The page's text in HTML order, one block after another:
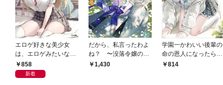
エロゲ好きな美少女
は、エロゲみたいなこ
と全部シてほしい【電
子ＳＳ特典付き】
858
新着
だから、私言ったわよ
ね？ 〜没落令嬢の案
外楽しい領地改革〜
1,430
学園一かわいい後輩の
命の恩人になったら、
通い妻になって関係を
814